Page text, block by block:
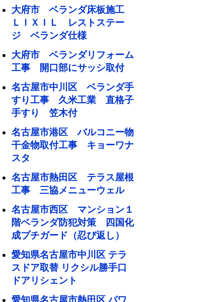
大府市 ベランダ床板施工
ＬＩＸＩＬ レストステー
ジ ベランダ仕様
大府市 ベランダリフォーム
工事 開口部にサッシ取付
名古屋市中川区 ベランダ手
すり工事 久米工業 直格子
手すり 笠木付
名古屋市港区 バルコニー物
干金物取付工事 キョーワナ
スタ
名古屋市熱田区 テラス屋根
工事 三協メニューウェル
名古屋市西区 マンション１
階ベランダ防犯対策 四国化
成プチガード（忍び返し）
愛知県名古屋市中川区 テラ
スドア取替 リクシル勝手口
ドアリシェント
愛知県名古屋市熱田区 パワ